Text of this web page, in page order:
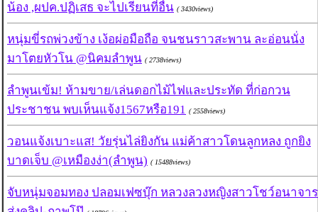
น้อง ,ผปค.ปฏิเสธ จะไปเรียนที่อื่น ( 3430views)
หนุ่มขี่รถพ่วงข้าง เง้อผ่อมือถือ จนชนราวสะพาน ละอ่อนนั่ง
มาโตยหัวโน @นิคมลำพูน ( 2738views)
ลำพูนเข้ม! ห้ามขาย/เล่นดอกไม้ไฟและประทัด ที่ก่อกวน
ประชาชน พบเห็นแจ้ง1567หรือ191 ( 2558views)
วอนแจ้งเบาะแส! วัยรุ่นไล่ยิงกัน แม่ค้าสาวโดนลูกหลง ถูกยิง
บาดเจ็บ @เหมืองง่า(ลำพูน) ( 15488views)
จับหนุ่มจอมทอง ปลอมเฟซบุ๊ก หลวงลวงหญิงสาวโชว์อนาจาร